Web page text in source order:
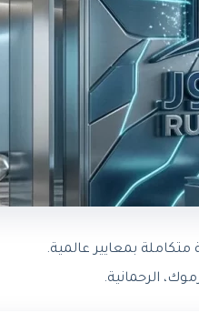
بمعايير عالمية.
الرحمانية.